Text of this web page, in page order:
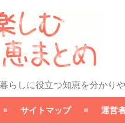
らしに役立つ知恵を分かり
サイトマップ 運営